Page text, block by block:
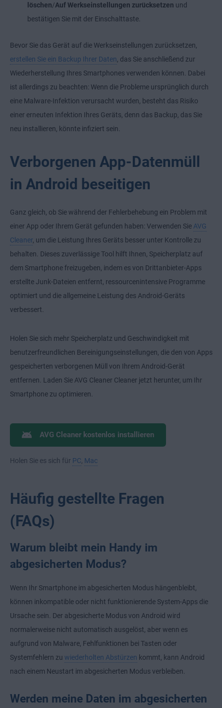
löschen/Auf Werkseinstellungen zurücksetzen und
bestätigen Sie mit der Einschalttaste.
Bevor Sie das Gerät auf die Werkseinstellungen zurücksetzen,
erstellen Sie ein Backup Ihrer Daten , das Sie anschließend zur
Wiederherstellung Ihres Smartphones verwenden können. Dabei
ist allerdings zu beachten: Wenn die Probleme ursprünglich durch
eine Malware-Infektion verursacht wurden, besteht das Risiko
einer erneuten Infektion Ihres Geräts, denn das Backup, das Sie
neu installieren, könnte infiziert sein.
Verborgenen App-Datenmüll
in Android beseitigen
Ganz gleich, ob Sie während der Fehlerbehebung ein Problem mit
einer App oder Ihrem Gerät gefunden haben: Verwenden Sie AVG
Cleaner , um die Leistung Ihres Geräts besser unter Kontrolle zu
behalten. Dieses zuverlässige Tool hilft Ihnen, Speicherplatz auf
dem Smartphone freizugeben, indem es von Drittanbieter-Apps
erstellte Junk-Dateien entfernt, ressourcenintensive Programme
optimiert und die allgemeine Leistung des Android-Geräts
verbessert.
Holen Sie sich mehr Speicherplatz und Geschwindigkeit mit
benutzerfreundlichen Bereinigungseinstellungen, die den von Apps
gespeicherten verborgenen Müll von Ihrem Android-Gerät
entfernen. Laden Sie AVG Cleaner Cleaner jetzt herunter, um Ihr
Smartphone zu optimieren.
AVG Cleaner kostenlos installieren
Holen Sie es sich für PC Mac
Häufig gestellte Fragen
(FAQs)
Warum bleibt mein Handy im
abgesicherten Modus?
Wenn Ihr Smartphone im abgesicherten Modus hängenbleibt,
können inkompatible oder nicht funktionierende System-Apps die
Ursache sein. Der abgesicherte Modus von Android wird
normalerweise nicht automatisch ausgelöst, aber wenn es
aufgrund von Malware, Fehlfunktionen bei Tasten oder
Systemfehlern zu wiederholten Abstürzen kommt, kann Android
nach einem Neustart im abgesicherten Modus verbleiben.
Werden meine Daten im abgesicherten